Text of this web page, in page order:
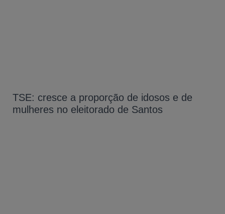
TSE: cresce a proporção de idosos e de
mulheres no eleitorado de Santos